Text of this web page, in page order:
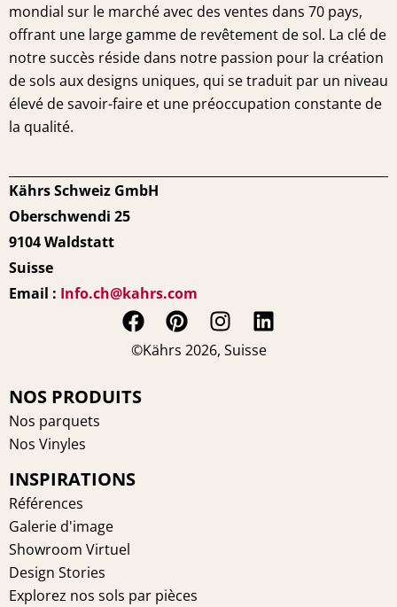
mondial sur le marché avec des ventes dans 70 pays,
offrant une large gamme de revêtement de sol. La clé de
notre succès réside dans notre passion pour la création
de sols aux designs uniques, qui se traduit par un niveau
élevé de savoir-faire et une préoccupation constante de
la qualité.
Kährs Schweiz GmbH
Oberschwendi 25
9104 Waldstatt
Suisse
Email : Info.ch@kahrs.com
F
a
e
k
P
i
I
n
L
i
©Kährs 2026, Suisse
NOS PRODUITS
Nos parquets
Nos Vinyles
INSPIRATIONS
Références
Galerie d'image
Showroom Virtuel
Design Stories
Explorez nos sols par pièces